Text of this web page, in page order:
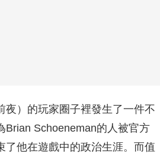
夜）的玩家圈子裡發生了一件不
Brian Schoeneman的人被官方
了他在遊戲中的政治生涯。而值